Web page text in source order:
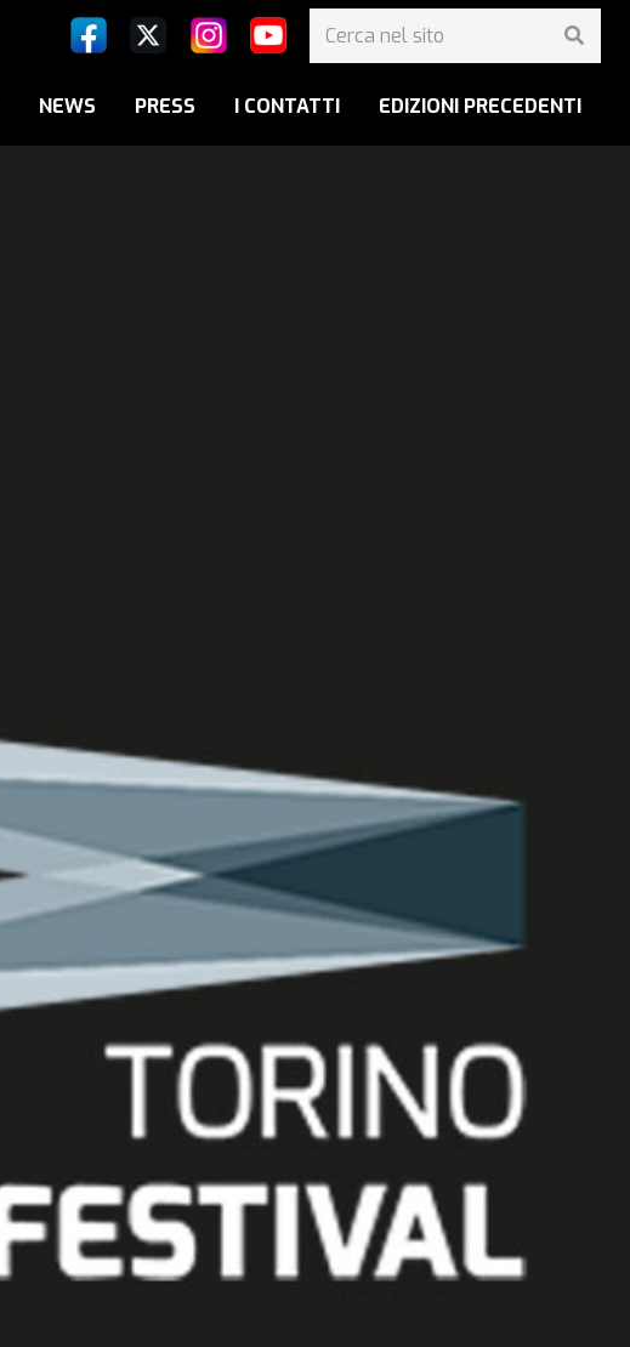
NEWS PRESS I CONTATTI EDIZIONI PRECEDENTI